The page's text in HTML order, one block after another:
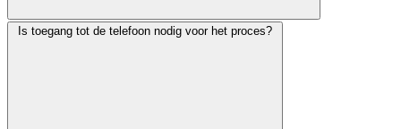
Is toegang tot de telefoon nodig voor het proces?